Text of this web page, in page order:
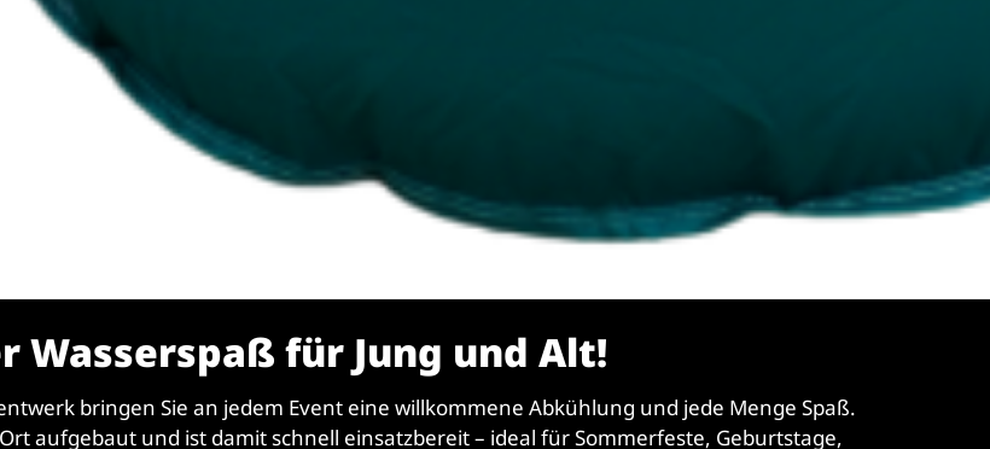
Wasserspaß für Jung und Alt!
bringen Sie an jedem Event eine willkommene Abkühlung und jede Menge Spaß.
aufgebaut und ist damit schnell einsatzbereit – ideal für Sommerfeste, Geburtstage,